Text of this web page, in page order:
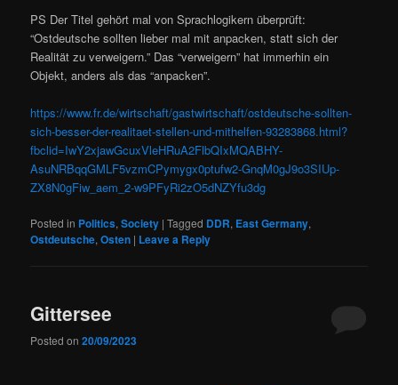
PS Der Titel gehört mal von Sprachlogikern überprüft:
“Ostdeutsche sollten lieber mal mit anpacken, statt sich der
Realität zu verweigern.” Das “verweigern” hat immerhin ein
Objekt, anders als das “anpacken”.
https://www.fr.de/wirtschaft/gastwirtschaft/ostdeutsche-sollten-
sich-besser-der-realitaet-stellen-und-mithelfen-93283868.html?
fbclid=IwY2xjawGcuxVleHRuA2FlbQIxMQABHY-
AsuNRBqqGMLF5vzmCPymygx0ptufw2-GnqM0gJ9o3SIUp-
ZX8N0gFiw_aem_2-w9PFyRi2zO5dNZYfu3dg
Posted in Politics,Society |Tagged DDR, East Germany,
Ostdeutsche,Osten | Leave a Reply
Gittersee
Posted on20/09/2023